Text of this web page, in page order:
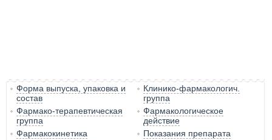
Форма выпуска, упаковка и
состав
Клинико-фармакологич.
группа
Фармако-терапевтическая
группа
Фармакологическое
действие
Фармакокинетика
Показания препарата